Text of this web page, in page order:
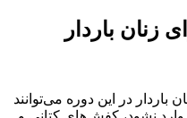
زنان باردار
در این دوره می‌توانند